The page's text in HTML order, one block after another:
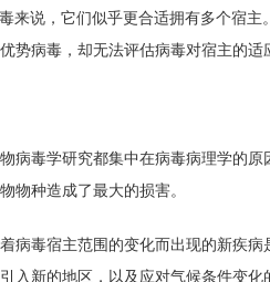
来说，它们似乎更合适拥有多个宿
势病毒，却无法评估病毒对宿主的适
病毒学研究都集中在病毒病理学的
物种造成了最大的损害。
病毒宿主范围的变化而出现的新疾
入新的地区，以及应对气候条件变